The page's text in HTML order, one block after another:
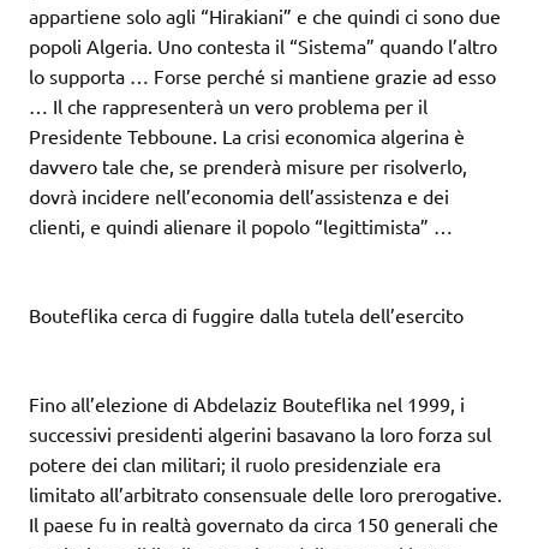
appartiene solo agli “Hirakiani” e che quindi ci sono due
popoli Algeria. Uno contesta il “Sistema” quando l’altro
lo supporta … Forse perché si mantiene grazie ad esso
… Il che rappresenterà un vero problema per il
Presidente Tebboune. La crisi economica algerina è
davvero tale che, se prenderà misure per risolverlo,
dovrà incidere nell’economia dell’assistenza e dei
clienti, e quindi alienare il popolo “legittimista” …
Bouteflika cerca di fuggire dalla tutela dell’esercito
Fino all’elezione di Abdelaziz Bouteflika nel 1999, i
successivi presidenti algerini basavano la loro forza sul
potere dei clan militari; il ruolo presidenziale era
limitato all’arbitrato consensuale delle loro prerogative.
Il paese fu in realtà governato da circa 150 generali che